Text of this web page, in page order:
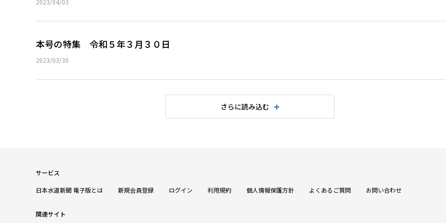
2023/04/03
本号の特集 令和５年３月３０日
2023/03/30
さらに読み込む
サービス
日本水道新聞 電子版とは 新規会員登録 ログイン 利用規約 個人情報保護方針 よくあるご質問 お問い合わせ
関連サイト